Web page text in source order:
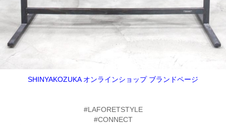
SHINYAKOZUKA オンラインショップ ブランドページ
#LAFORETSTYLE
#CONNECT